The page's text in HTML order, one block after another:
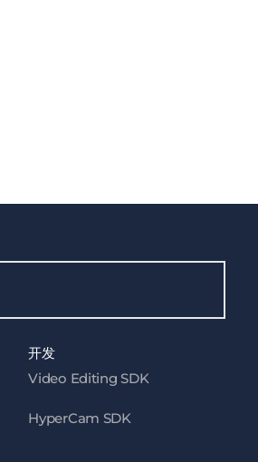
开发
Video Editing SDK
HyperCam SDK